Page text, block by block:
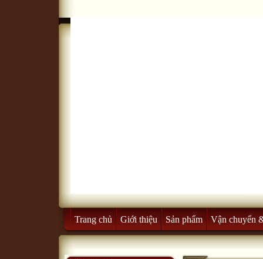
Trang chủ Giới thiệu Sản phẩm Vận chuyển